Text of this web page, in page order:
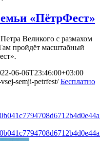
«ПётрФест»
Великого с размахом
пройдёт масштабный
06-06T23:46:00+03:00
semji-petrfest/ Бесплатно